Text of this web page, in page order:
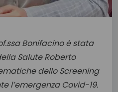
Bonifacino è stata
Salute Roberto
dello Screening
l’emergenza Covid-19.